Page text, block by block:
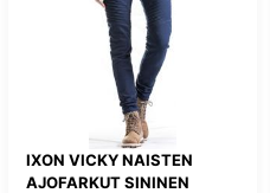
IXON VICKY NAISTEN
AJOFARKUT SININEN